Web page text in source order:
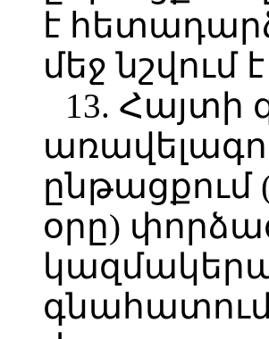
է
մեջ
13. Հայտի
ընթացքում
օրը)